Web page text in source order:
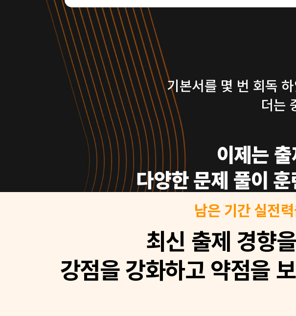
기본서를 몇 번 회독
더는
이제는
다양한 문제 풀이
남은 기간 실전
최신 출제 경향
강점을 강화하고 약점을